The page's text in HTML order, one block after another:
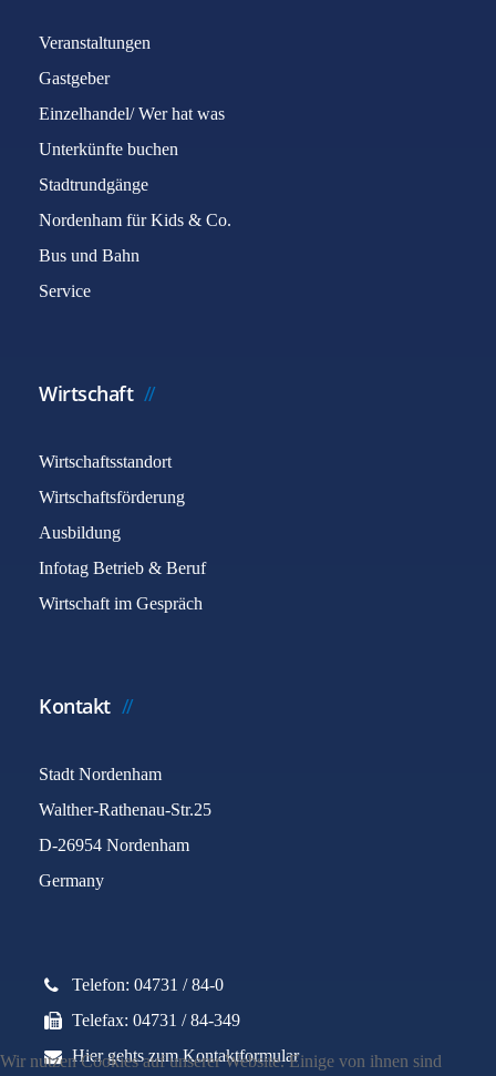
Veranstaltungen
Gastgeber
Einzelhandel/ Wer hat was
Unterkünfte buchen
Stadtrundgänge
Nordenham für Kids & Co.
Bus und Bahn
Service
Wirtschaft
Wirtschaftsstandort
Wirtschaftsförderung
Ausbildung
Infotag Betrieb & Beruf
Wirtschaft im Gespräch
Kontakt
Stadt Nordenham
Walther-Rathenau-Str.25
D-26954 Nordenham
Germany
Telefon: 04731 / 84-0
Telefax: 04731 / 84-349
Hier gehts zum Kontaktformular
Wir nutzen Cookies auf unserer Website. Einige von ihnen sind